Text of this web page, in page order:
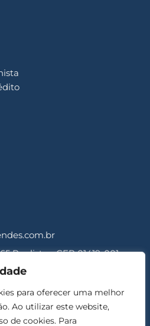
para oferecer uma melhor
Ao utilizar este website,
de cookies. Para
Paulista - CEP 01419-001 -